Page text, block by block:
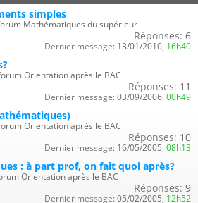
simples
Mathématiques du supérieur
Réponses: 6
Dernier message: 13/01/2010, 16h40
Orientation après le BAC
Réponses: 11
Dernier message: 03/09/2006, 00h49
Orientation après le BAC
Réponses: 10
Dernier message: 16/05/2005, 08h13
: à part prof, on fait quoi après?
Orientation après le BAC
Réponses: 9
Dernier message: 05/02/2005, 12h52